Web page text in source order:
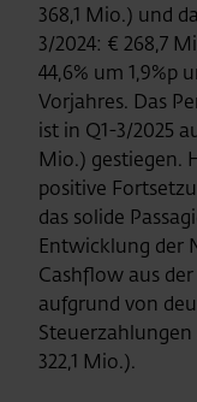
368,1 Mio.) und
3/2024: € 268,7
44,6% um 1,9%p
Vorjahres. Das
ist in Q1-3/2025
Mio.) gestiegen.
positive
das solide
Entwicklung der
Cashflow aus
aufgrund von
Steuerzahlungen
322,1 Mio.).